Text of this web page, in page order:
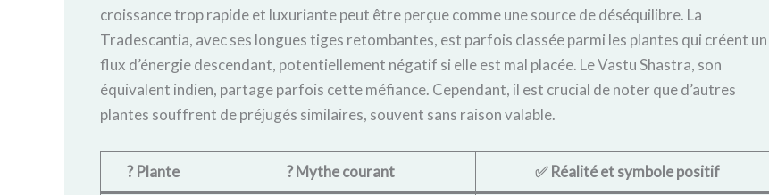
croissance trop rapide et luxuriante peut être perçue comme une source de déséquilibre. La
Tradescantia, avec ses longues tiges retombantes, est parfois classée parmi les plantes qui créent un
flux d’énergie descendant, potentiellement négatif si elle est mal placée. Le Vastu Shastra, son
équivalent indien, partage parfois cette méfiance. Cependant, il est crucial de noter que d’autres
plantes souffrent de préjugés similaires, souvent sans raison valable.
? Plante ?️ Mythe courant ✅ Réalité et symbole positif